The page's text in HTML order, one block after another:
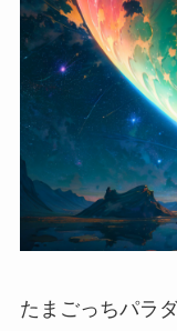
たまごっちパラ